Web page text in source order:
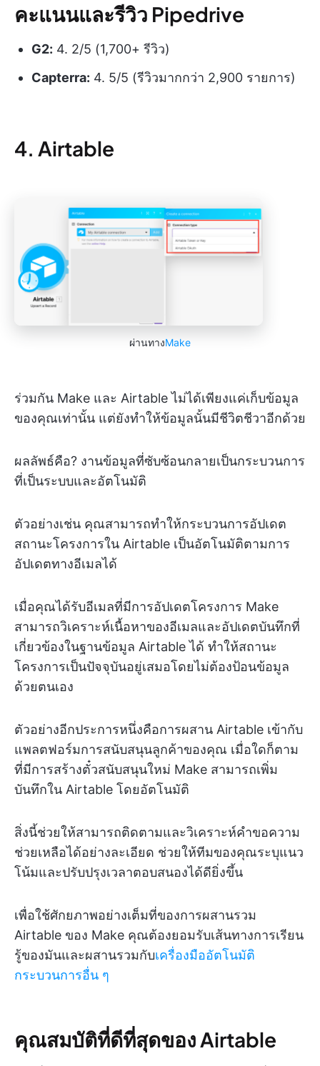
คะแนนและรีวิว Pipedrive
G2: 4. 2/5 (1,700+ รีวิว)
Capterra: 4. 5/5 (รีวิวมากกว่า 2,900 รายการ)
4. Airtable
ผ่านทางMake
ร่วมกัน Make และ Airtable ไม่ได้เพียงแค่เก็บข้อมูล
ของคุณเท่านั้น แต่ยังทำให้ข้อมูลนั้นมีชีวิตชีวาอีกด้วย
ผลลัพธ์คือ? งานข้อมูลที่ซับซ้อนกลายเป็นกระบวนการ
ที่เป็นระบบและอัตโนมัติ
ตัวอย่างเช่น คุณสามารถทำให้กระบวนการอัปเดต
สถานะโครงการใน Airtable เป็นอัตโนมัติตามการ
อัปเดตทางอีเมลได้
เมื่อคุณได้รับอีเมลที่มีการอัปเดตโครงการ Make
สามารถวิเคราะห์เนื้อหาของอีเมลและอัปเดตบันทึกที่
เกี่ยวข้องในฐานข้อมูล Airtable ได้ ทำให้สถานะ
โครงการเป็นปัจจุบันอยู่เสมอโดยไม่ต้องป้อนข้อมูล
ด้วยตนเอง
ตัวอย่างอีกประการหนึ่งคือการผสาน Airtable เข้ากับ
แพลตฟอร์มการสนับสนุนลูกค้าของคุณ เมื่อใดก็ตาม
ที่มีการสร้างตั๋วสนับสนุนใหม่ Make สามารถเพิ่ม
บันทึกใน Airtable โดยอัตโนมัติ
สิ่งนี้ช่วยให้สามารถติดตามและวิเคราะห์คำขอความ
ช่วยเหลือได้อย่างละเอียด ช่วยให้ทีมของคุณระบุแนว
โน้มและปรับปรุงเวลาตอบสนองได้ดียิ่งขึ้น
เพื่อใช้ศักยภาพอย่างเต็มที่ของการผสานรวม
Airtable ของ Make คุณต้องยอมรับเส้นทางการเรียน
รู้ของมันและผสานรวมกับเครื่องมืออัตโนมัติ
กระบวนการอื่น ๆ
คุณสมบัติที่ดีที่สุดของ Airtable